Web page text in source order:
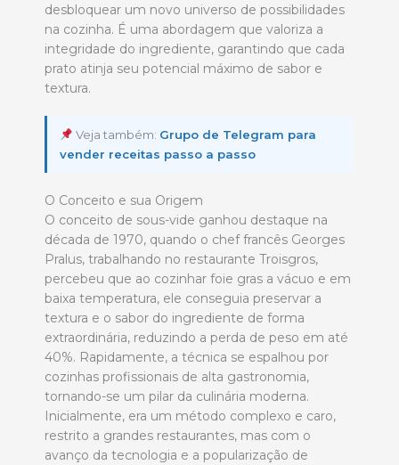
desbloquear um novo universo de possibilidades
na cozinha. É uma abordagem que valoriza a
integridade do ingrediente, garantindo que cada
prato atinja seu potencial máximo de sabor e
textura.
Veja também: Grupo de Telegram para
vender receitas passo a passo
O Conceito e sua Origem
O conceito de sous-vide ganhou destaque na
década de 1970, quando o chef francês Georges
Pralus, trabalhando no restaurante Troisgros,
percebeu que ao cozinhar foie gras a vácuo e em
baixa temperatura, ele conseguia preservar a
textura e o sabor do ingrediente de forma
extraordinária, reduzindo a perda de peso em até
40%. Rapidamente, a técnica se espalhou por
cozinhas profissionais de alta gastronomia,
tornando-se um pilar da culinária moderna.
Inicialmente, era um método complexo e caro,
restrito a grandes restaurantes, mas com o
avanço da tecnologia e a popularização de